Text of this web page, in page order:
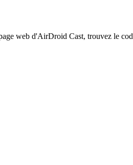
web d'AirDroid Cast, trouvez le